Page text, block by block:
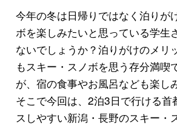
今年の冬は日帰りではなく泊りが
ボを楽しみたいと思っている学生
ないでしょうか？泊りがけのメリ
もスキー・スノボを思う存分満喫
が、宿の食事やお風呂なども楽し
そこで今回は、2泊3日で行ける首
スしやすい新潟・長野のスキー・